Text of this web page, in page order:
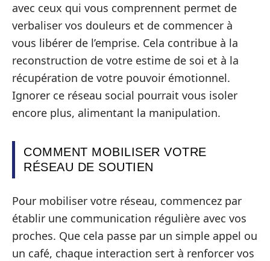
avec ceux qui vous comprennent permet de
verbaliser vos douleurs et de commencer à
vous libérer de l’emprise. Cela contribue à la
reconstruction de votre estime de soi et à la
récupération de votre pouvoir émotionnel.
Ignorer ce réseau social pourrait vous isoler
encore plus, alimentant la manipulation.
COMMENT MOBILISER VOTRE
RÉSEAU DE SOUTIEN
Pour mobiliser votre réseau, commencez par
établir une communication régulière avec vos
proches. Que cela passe par un simple appel ou
un café, chaque interaction sert à renforcer vos